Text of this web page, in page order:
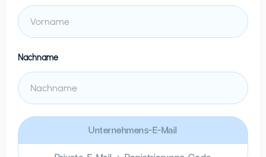
Nachname
Unternehmens-E-Mail